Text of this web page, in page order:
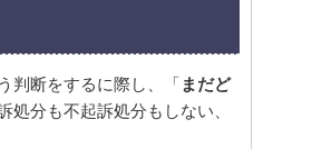
判断をするに際し、「 まだど
処分も不起訴処分もしない、